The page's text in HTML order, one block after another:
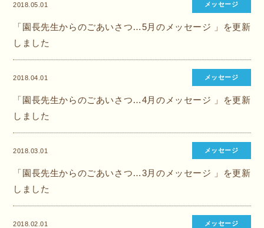
2018.05.01 メッセージ
「園長先生からのごあいさつ…5月のメッセージ 」を更新
しました
2018.04.01 メッセージ
「園長先生からのごあいさつ…4月のメッセージ 」を更新
しました
2018.03.01 メッセージ
「園長先生からのごあいさつ…3月のメッセージ 」を更新
しました
2018.02.01 メッセージ